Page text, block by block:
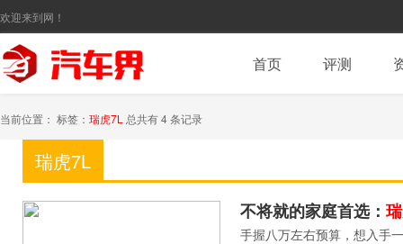
欢迎来到网！
首页 评测
当前位置： 标签： 瑞虎7L 总共有 4 条记录
瑞虎7L
不将就的家庭首选：
手握八万左右预算，想入手